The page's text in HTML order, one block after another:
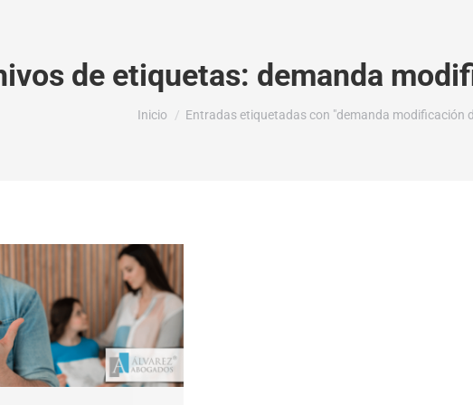
de etiquetas: demanda
Estás aquí:
Inicio Entradas etiquetadas con "demanda modificación